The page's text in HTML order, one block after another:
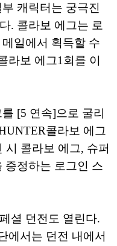
캐릭터는 궁극진
. 콜라보 에그는 로
일에서 획득할 수
라보 에그1회를 이
[5 연속]으로 굴리
콜라보 에그
시 콜라보 에그, 슈퍼
증정하는 로그인 스
셜 던전도 열린다.
에서는 던전 내에서